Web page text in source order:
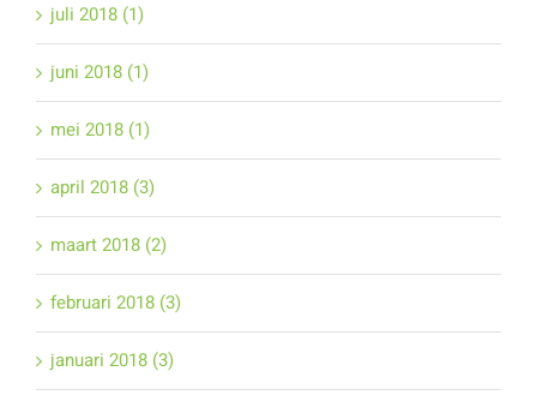
juli 2018 (1)
juni 2018 (1)
mei 2018 (1)
april 2018 (3)
maart 2018 (2)
februari 2018 (3)
januari 2018 (3)